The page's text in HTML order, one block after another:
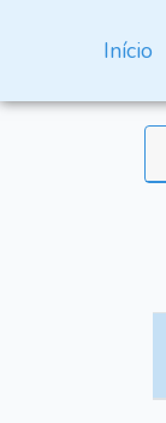
Início